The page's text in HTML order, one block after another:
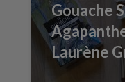
Gouache
Laurène